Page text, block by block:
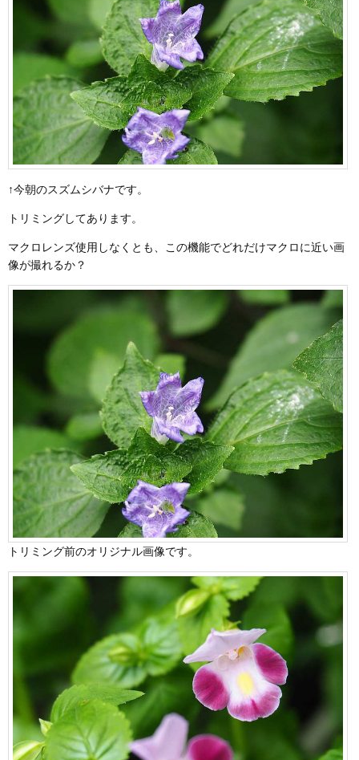
↑今朝のスズムシバナです。
トリミングしてあります。
マクロレンズ使用しなくとも、この機能でどれだけマクロに近い画
像が撮れるか？
トリミング前のオリジナル画像です。